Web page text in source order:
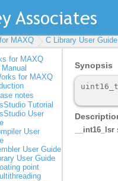
MAXQ C Library User Guide
for MAXQ
for MAXQ
notes
Tutorial
User
User
User Guide
User Guide
point